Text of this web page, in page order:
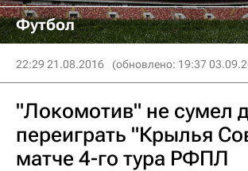
Футбол
22:29 21.08.2016 (обновлено: 19:37
"Локомотив" не сумел
переиграть "Крылья
матче 4-го тура РФПЛ